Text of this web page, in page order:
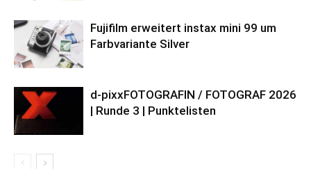
Fujifilm erweitert instax mini 99 um
Farbvariante Silver
d-pixxFOTOGRAFIN / FOTOGRAF 2026
| Runde 3 | Punktelisten